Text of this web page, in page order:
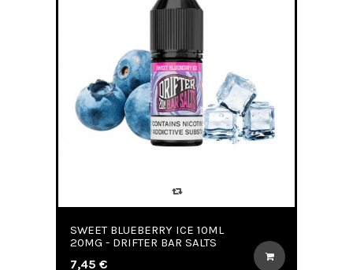
SWEET BLUEBERRY ICE 10ML
20MG - DRIFTER BAR SALTS
7,45 €